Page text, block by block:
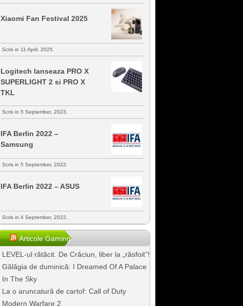
Xiaomi Fan Festival 2025
Scris in 11 April, 2025.
Logitech lanseaza PRO X
SUPERLIGHT 2 si PRO X
TKL
Scris in 5 September, 2023.
IFA Berlin 2022 –
Samsung
Scris in 5 September, 2022.
IFA Berlin 2022 – ASUS
Scris in 4 September, 2022.
Articole Gaming
LEVEL-ul rătăcit. De Crăciun, liber la „răsfoit”!
Gălăgia de duminică: I Dreamed Of A Palace
In The Sky
La o aruncatură de cartof: Call of Duty
Modern Warfare 2